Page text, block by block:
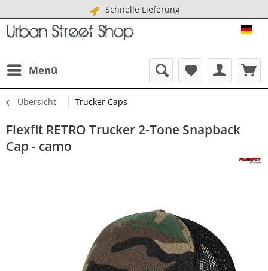
Schnelle Lieferung
Menü
Übersicht Trucker Caps
Flexfit RETRO Trucker 2-Tone Snapback
Cap - camo